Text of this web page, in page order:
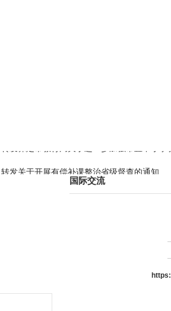
三中学子勇夺冠军和季军，独占"省一"人数三
三中学子勇夺冠军和季军，独占"省一"人数三
国际交流